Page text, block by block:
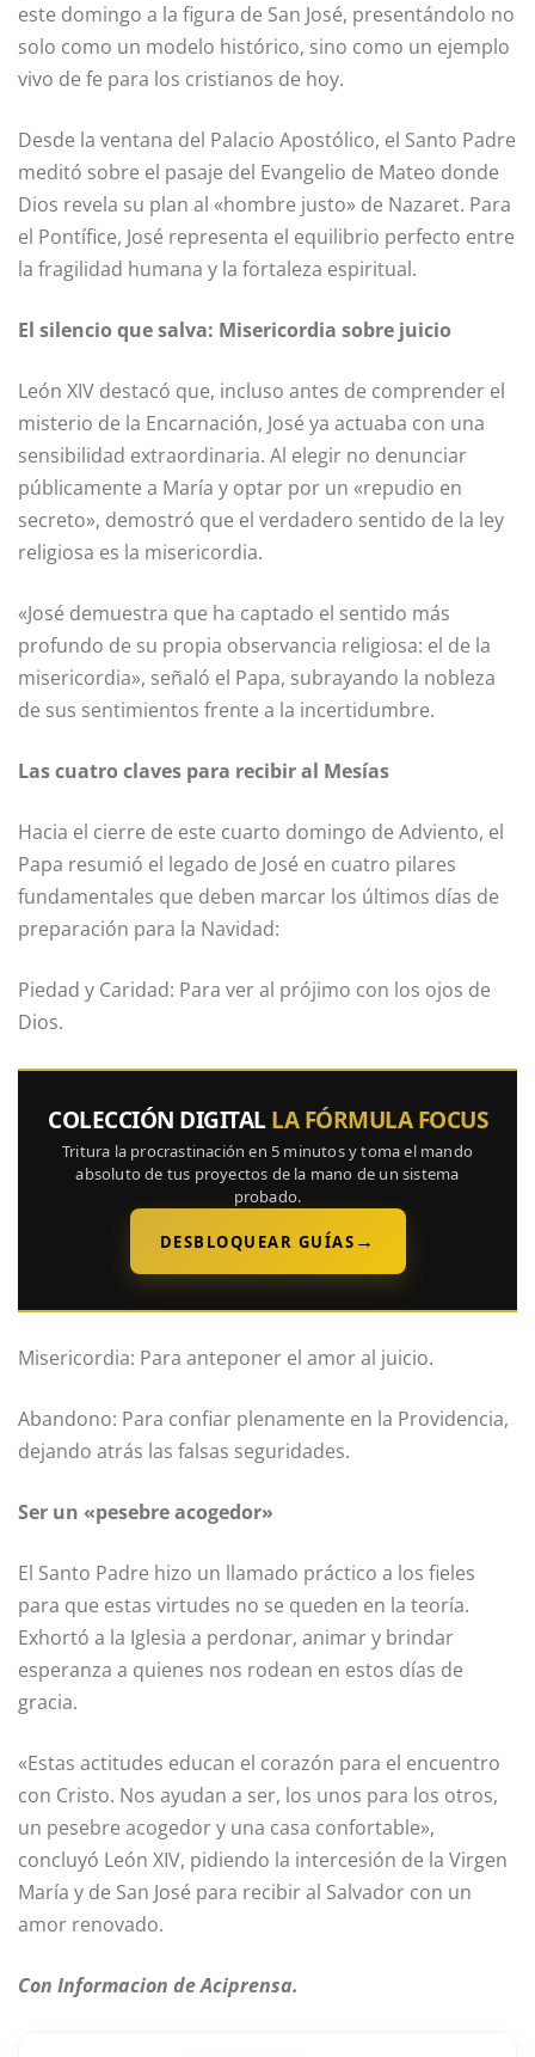
este domingo a la figura de San José, presentándolo no
solo como un modelo histórico, sino como un ejemplo
vivo de fe para los cristianos de hoy.
Desde la ventana del Palacio Apostólico, el Santo Padre
meditó sobre el pasaje del Evangelio de Mateo donde
Dios revela su plan al «hombre justo» de Nazaret. Para
el Pontífice, José representa el equilibrio perfecto entre
la fragilidad humana y la fortaleza espiritual.
El silencio que salva: Misericordia sobre juicio
León XIV destacó que, incluso antes de comprender el
misterio de la Encarnación, José ya actuaba con una
sensibilidad extraordinaria. Al elegir no denunciar
públicamente a María y optar por un «repudio en
secreto», demostró que el verdadero sentido de la ley
religiosa es la misericordia.
«José demuestra que ha captado el sentido más
profundo de su propia observancia religiosa: el de la
misericordia», señaló el Papa, subrayando la nobleza
de sus sentimientos frente a la incertidumbre.
Las cuatro claves para recibir al Mesías
Hacia el cierre de este cuarto domingo de Adviento, el
Papa resumió el legado de José en cuatro pilares
fundamentales que deben marcar los últimos días de
preparación para la Navidad:
Piedad y Caridad: Para ver al prójimo con los ojos de
Dios.
COLECCIÓN DIGITAL LA FÓRMULA FOCUS
Tritura la procrastinación en 5 minutos y toma el mando
absoluto de tus proyectos de la mano de un sistema
probado.
DESBLOQUEAR GUÍAS →
Misericordia: Para anteponer el amor al juicio.
Abandono: Para confiar plenamente en la Providencia,
dejando atrás las falsas seguridades.
Ser un «pesebre acogedor»
El Santo Padre hizo un llamado práctico a los fieles
para que estas virtudes no se queden en la teoría.
Exhortó a la Iglesia a perdonar, animar y brindar
esperanza a quienes nos rodean en estos días de
gracia.
«Estas actitudes educan el corazón para el encuentro
con Cristo. Nos ayudan a ser, los unos para los otros,
un pesebre acogedor y una casa confortable»,
concluyó León XIV, pidiendo la intercesión de la Virgen
María y de San José para recibir al Salvador con un
amor renovado.
Con Informacion de Aciprensa.